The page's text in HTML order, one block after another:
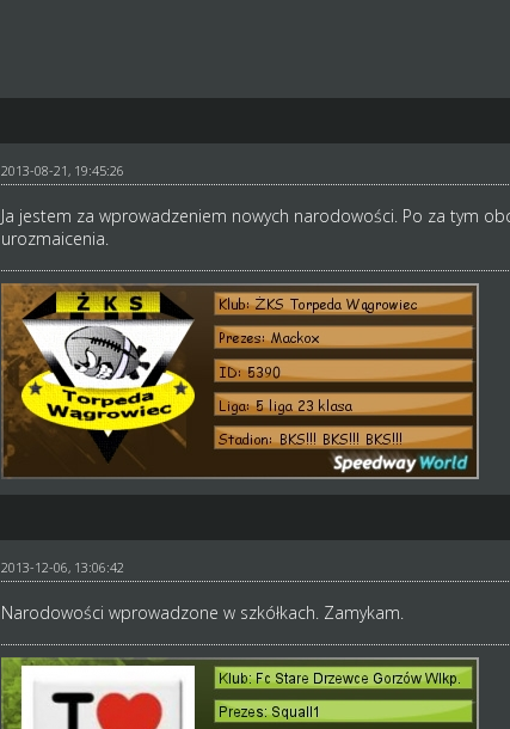
2013-08-21, 19:45:26
Ja jestem za wprowadzeniem nowych narodowości. Po za tym
urozmaicenia.
2013-12-06, 13:06:42
Narodowości wprowadzone w szkółkach. Zamykam.